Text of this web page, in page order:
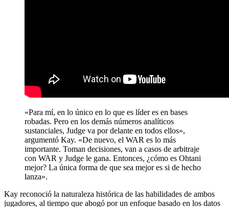
«Para mí, en lo único en lo que es líder es en bases
robadas. Pero en los demás números analíticos
sustanciales, Judge va por delante en todos ellos»,
argumentó Kay. «De nuevo, el WAR es lo más
importante. Toman decisiones, van a casos de arbitraje
con WAR y Judge le gana. Entonces, ¿cómo es Ohtani
mejor? La única forma de que sea mejor es si de hecho
lanza».
Kay reconoció la naturaleza histórica de las habilidades de ambos
jugadores, al tiempo que abogó por un enfoque basado en los datos